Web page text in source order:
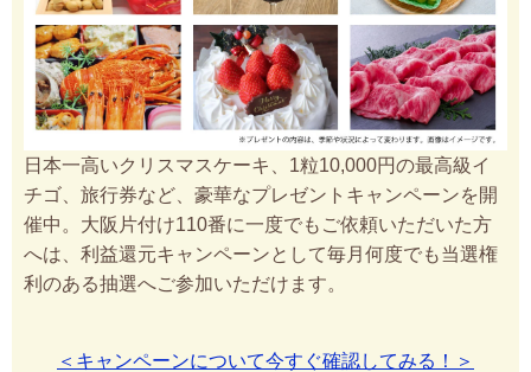
日本一高いクリスマスケーキ、1粒10,000円の最高級イ
チゴ、旅行券など、豪華なプレゼントキャンペーンを開
催中。大阪片付け110番に一度でもご依頼いただいた方
へは、利益還元キャンペーンとして毎月何度でも当選権
利のある抽選へご参加いただけます。
＜キャンペーンについて今すぐ確認してみる！＞